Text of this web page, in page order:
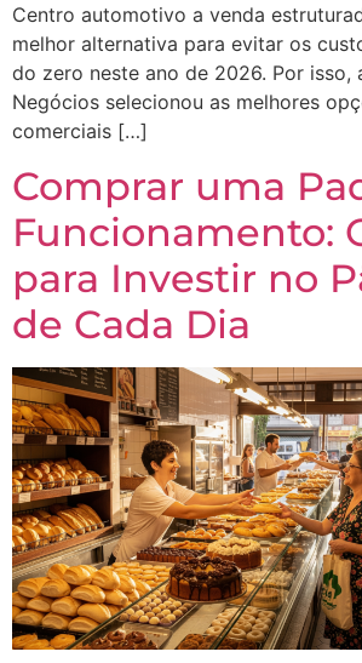
Centro automotivo a venda
melhor alternativa para evitar os
do zero neste ano de 2026. Por isso,
Negócios selecionou as melhores
comerciais […]
Comprar uma
Funcionamento:
para Investir no
de Cada Dia